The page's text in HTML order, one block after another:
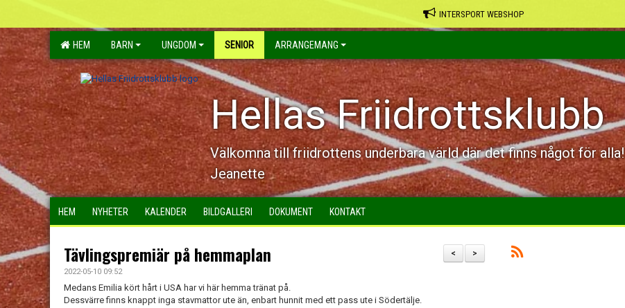
INTERSPORT WEBSHOP
HEM BARN UNGDOM SENIOR ARRANGEMANG
Hellas Friidrottsklubb
Välkomna till friidrottens underbara värld där det finns något för alla!
Jeanette
HEM NYHETER KALENDER BILDGALLERI DOKUMENT KONTAKT
>
<
Tävlingspremiär på hemmaplan
2022-05-10 09:52
Medans Emilia kört hårt i USA har vi här hemma tränat på.
Dessvärre finns knappt inga stavmattor ute än, enbart hunnit med ett pass ute i Södertälje.